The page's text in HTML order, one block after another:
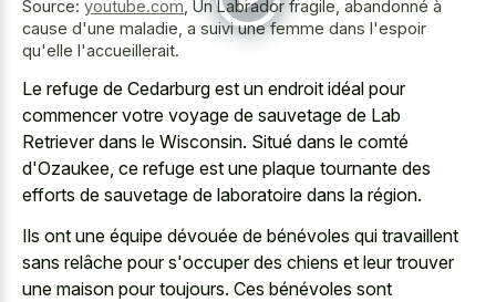
Source: youtube.com Un Labrador fragile, abandonné à
cause d'une maladie, a suivi une femme dans l'espoir
qu'elle l'accueillerait.
Le refuge de Cedarburg est un endroit idéal pour
commencer votre voyage de sauvetage de Lab
Retriever dans le Wisconsin. Situé dans le comté
d'Ozaukee, ce refuge est une plaque tournante des
efforts de sauvetage de laboratoire dans la région.
Ils ont une équipe dévouée de bénévoles qui travaillent
sans relâche pour s'occuper des chiens et leur trouver
une maison pour toujours. Ces bénévoles sont